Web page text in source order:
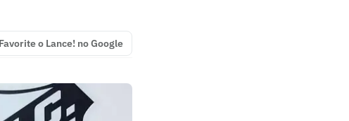
Favorite o Lance! no Google